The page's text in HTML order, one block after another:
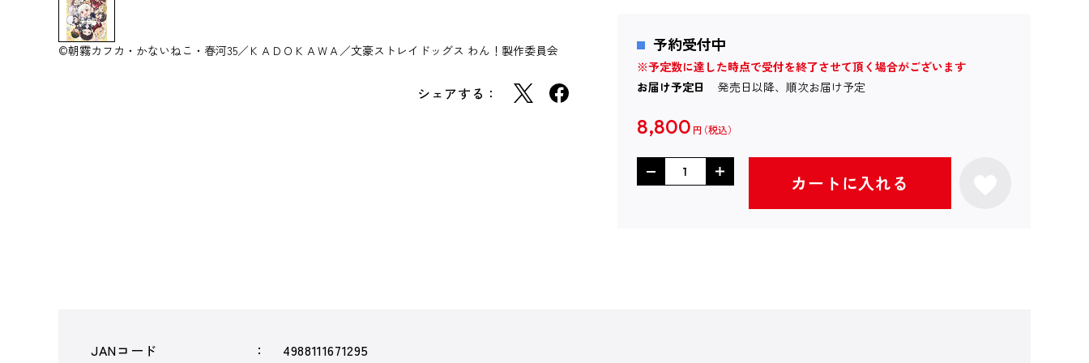
©朝霧カフカ・かないねこ・春河35／ＫＡＤＯＫＡＷＡ／文豪ストレイドッグス わん！製作委員会
シェアする：
予約受付中
※予定数に達した時点で受付を終了させて頂く場合がございます
お届け予定日
発売日以降、順次お届け予定
8,800 円
カートに入れる
JANコード
4988111671295